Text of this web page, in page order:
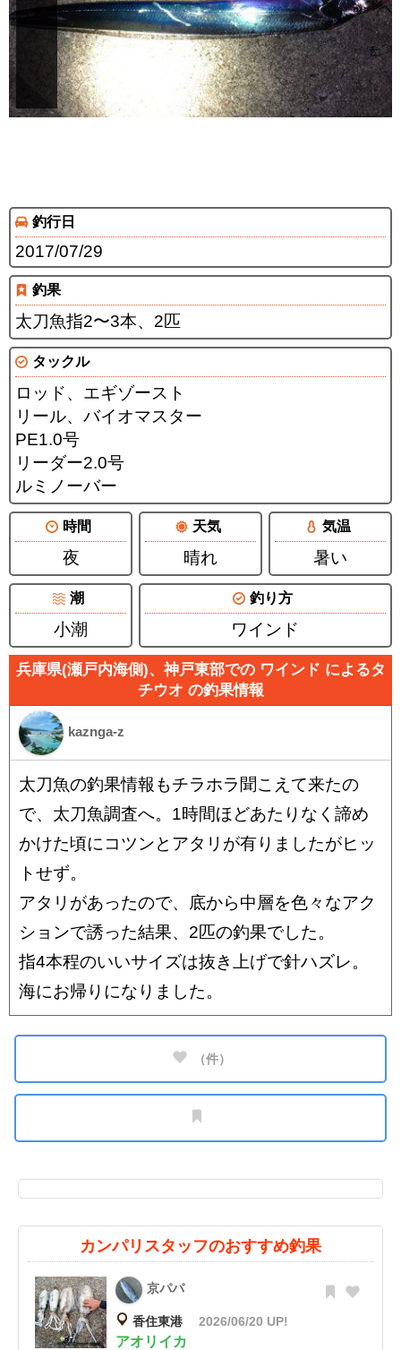
釣行日
2017/07/29
釣果
太刀魚指2〜3本、2匹
タックル
ロッド、エギゾースト
リール、バイオマスター
PE1.0号
リーダー2.0号
ルミノーバー
時間
夜
天気
晴れ
気温
暑い
潮
小潮
釣り方
ワインド
兵庫県(瀬戸内海側)、神戸東部での ワインド によるタ
チウオ の釣果情報
kaznga-z
太刀魚の釣果情報もチラホラ聞こえて来たの
で、太刀魚調査へ。1時間ほどあたりなく諦め
かけた頃にコツンとアタリが有りましたがヒッ
トせず。
アタリがあったので、底から中層を色々なアク
ションで誘った結果、2匹の釣果でした。
指4本程のいいサイズは抜き上げで針ハズレ。
海にお帰りになりました。
（件）
カンパリスタッフのおすすめ釣果
京パパ
香住東港 2026/06/20 UP!
アオリイカ